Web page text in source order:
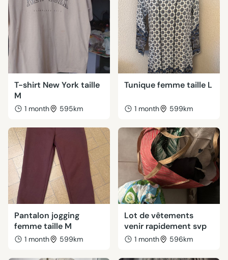
T-shirt New York taille
M
1 month 595km
Tunique femme taille L
1 month 599km
Pantalon jogging
femme taille M
1 month 599km
Lot de vêtements
venir rapidement svp
1 month 596km